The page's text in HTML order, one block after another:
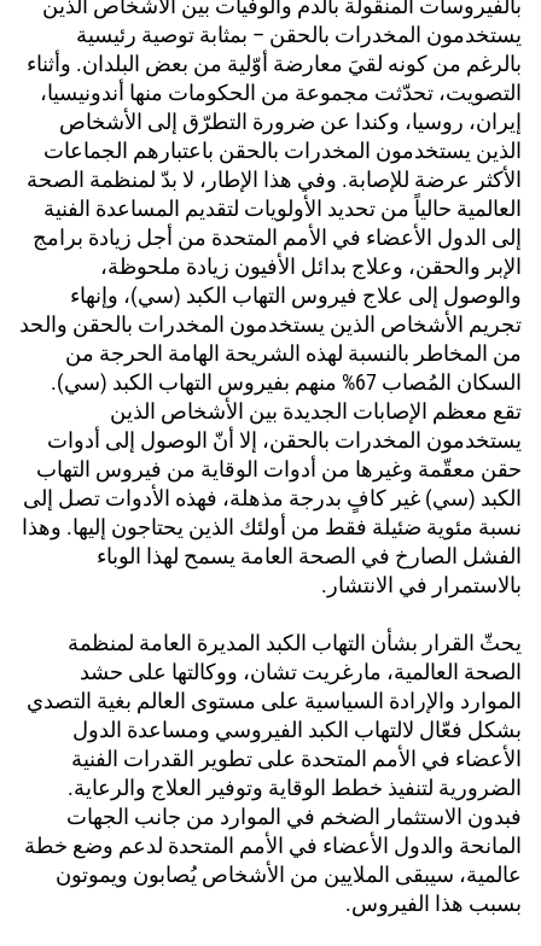
يستخدمون المخدرات بالحقن – بمثابة توصية رئيسية
بالرغم من كونه لقيَ معارضة أوّلية من بعض البلدان. وأثناء
التصويت، تحدّثت مجموعة من الحكومات منها أندونيسيا،
إيران، روسيا، وكندا عن ضرورة التطرّق إلى الأشخاص
الذين يستخدمون المخدرات بالحقن باعتبارهم الجماعات
الأكثر عرضة للإصابة. وفي هذا الإطار، لا بدّ لمنظمة الصحة
العالمية حالياً من تحديد الأولويات لتقديم المساعدة الفنية
إلى الدول الأعضاء في الأمم المتحدة من أجل زيادة برامج
الإبر والحقن، وعلاج بدائل الأفيون زيادة ملحوظة،
والوصول إلى علاج فيروس التهاب الكبد (سي)، وإنهاء
تجريم الأشخاص الذين يستخدمون المخدرات بالحقن والحد
من المخاطر بالنسبة لهذه الشريحة الهامة الحرجة من
السكان المُصاب 67% منهم بفيروس التهاب الكبد (سي).
تقع معظم الإصابات الجديدة بين الأشخاص الذين
يستخدمون المخدرات بالحقن، إلا أنّ الوصول إلى أدوات
حقن معقّمة وغيرها من أدوات الوقاية من فيروس التهاب
الكبد (سي) غير كافٍ بدرجة مذهلة، فهذه الأدوات تصل إلى
نسبة مئوية ضئيلة فقط من أولئك الذين يحتاجون إليها. وهذا
الفشل الصارخ في الصحة العامة يسمح لهذا الوباء
بالاستمرار في الانتشار.
يحثّ القرار بشأن التهاب الكبد المديرة العامة لمنظمة
الصحة العالمية، مارغريت تشان، ووكالتها على حشد
الموارد والإرادة السياسية على مستوى العالم بغية التصدي
بشكل فعّال لالتهاب الكبد الفيروسي ومساعدة الدول
الأعضاء في الأمم المتحدة على تطوير القدرات الفنية
الضرورية لتنفيذ خطط الوقاية وتوفير العلاج والرعاية.
فبدون الاستثمار الضخم في الموارد من جانب الجهات
المانحة والدول الأعضاء في الأمم المتحدة لدعم وضع خطة
عالمية، سيبقى الملايين من الأشخاص يُصابون ويموتون
بسبب هذا الفيروس.